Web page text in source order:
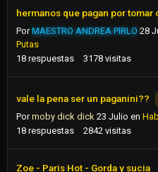
hermanos que pagan por tomar
PorMAESTRO ANDREA PIRLO 28
Putas
18 respuestas 3178 visitas
vale la pena ser un paganini??
Pormoby dick dick 23 Julio en
18 respuestas 2842 visitas
Zoe - Paris Hot - Gorda y sucia